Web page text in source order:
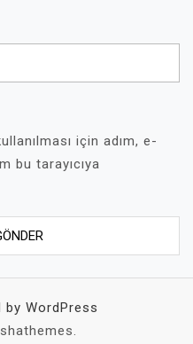
için adım, e-
bu tarayıcıya
by WordPress